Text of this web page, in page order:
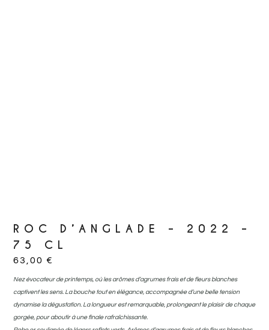
ROC D’ANGLADE – 2022 –
75 CL
63,00€
Nez évocateur de printemps, où les arômes d’agrumes frais et de fleurs blanches
captivent les sens. La bouche tout en élégance, accompagnée d’une belle tension
dynamise la dégustation. La longueur est remarquable, prolongeant le plaisir de chaque
gorgée, pour aboutir à une finale rafraîchissante.